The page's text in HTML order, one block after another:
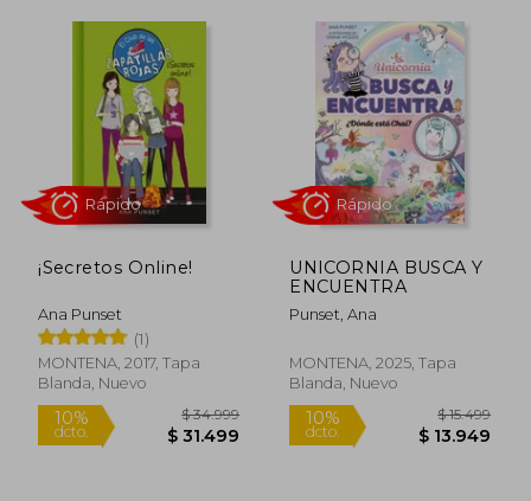
10% $ 14.499 10%
¡Secretos Online!
Ana Punset
(1)
MONTENA, 2017, Tapa
Blanda, Nuevo
UNICORNIA BUSCA Y
ENCUENTRA
Punset, Ana
MONTENA, 2025, Tapa
Blanda, Nuevo